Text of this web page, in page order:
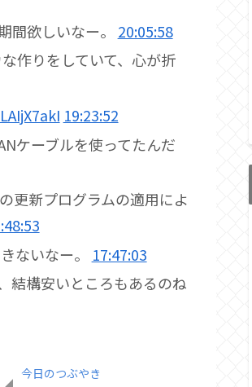
間欲しいなー。 20:05:58
作りをしていて、心が折
19:23:52
ケーブルを使ってたんだ
更新プログラムの適用によ
ないなー。 17:47:03
結構安いところもあるのね
今日のつぶやき